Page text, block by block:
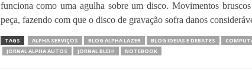
funciona como uma agulha sobre um disco. Movimentos
peça, fazendo com que o disco de gravação sofra danos
TAGS ALPHA SERVIÇOS BLOG ALPHA LAZER BLOG IDEIAS E DEBATES
JORNAL ALPHA AUTOS
JORNAL BLEH! NOTEBOOK